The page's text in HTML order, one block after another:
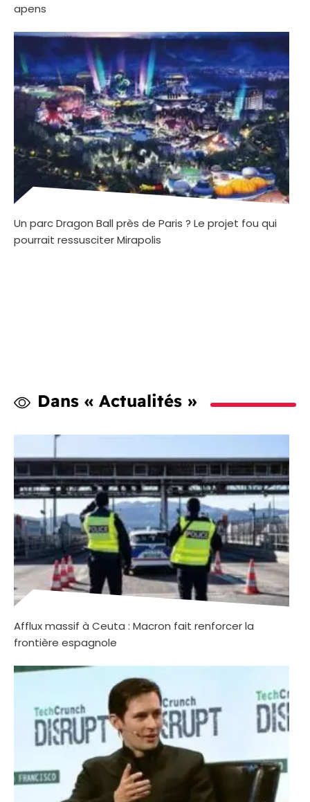
apens
Un parc Dragon Ball près de Paris ? Le projet fou qui
pourrait ressusciter Mirapolis
Dans « Actualités »
Afflux massif à Ceuta : Macron fait renforcer la
frontière espagnole